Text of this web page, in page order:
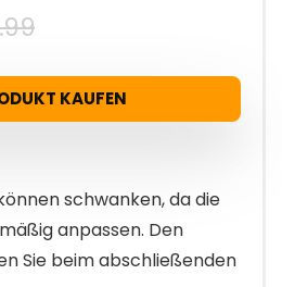
Ursprünglicher
Preis
war:
Aktueller
Preis
ist:KAUFEN
schwanken, da die
anpassen. Den
Sie beim abschließenden